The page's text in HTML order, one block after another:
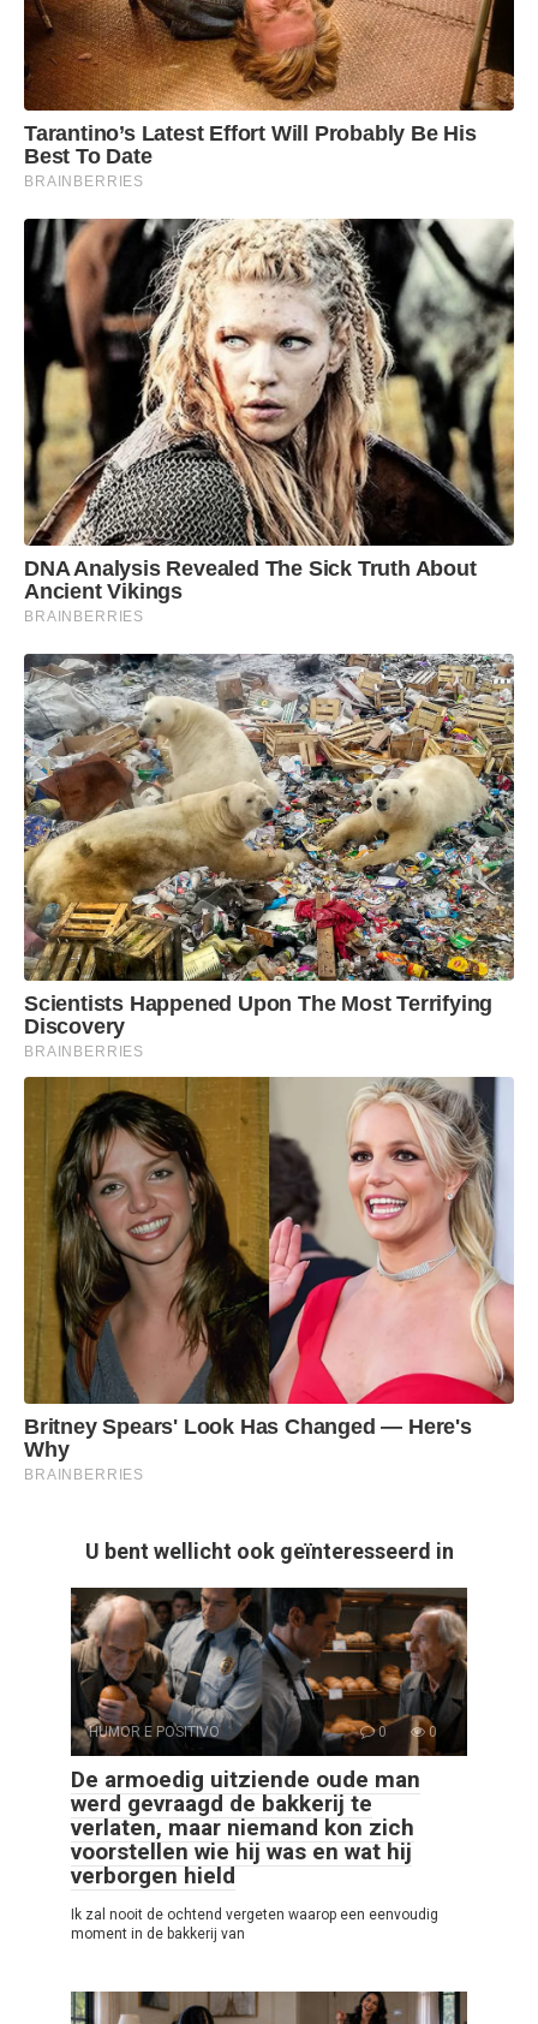
U bent wellicht ook geïnteresseerd in
HUMOR E POSITIVO 0 0
De armoedig uitziende oude man
werd gevraagd de bakkerij te
verlaten, maar niemand kon zich
voorstellen wie hij was en wat hij
verborgen hield
Ik zal nooit de ochtend vergeten waarop een eenvoudig
moment in de bakkerij van